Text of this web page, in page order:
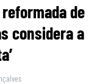
de
considera a